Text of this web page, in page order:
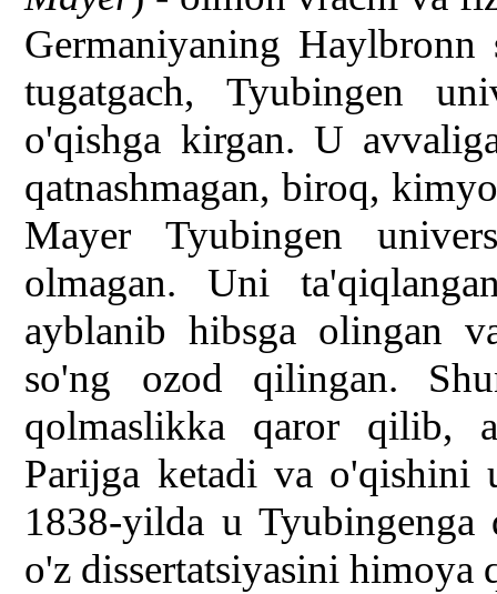
Germaniyaning
tugatgach, Tyubingen
o'qishga kirgan. U
qatnashmagan, biroq,
Mayer Tyubingen
olmagan. Uni
ayblanib hibsga olingan
so'ng ozod qilingan.
qolmaslikka qaror qilib,
Parijga ketadi va o'qishini
1838-yilda u
o'z dissertatsiyasini himoya